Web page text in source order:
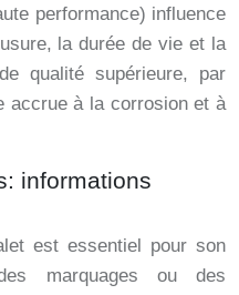
performance) influence
la durée de vie et la
qualité supérieure, par
accrue à la corrosion et à
informations
est essentiel pour son
marquages ou des